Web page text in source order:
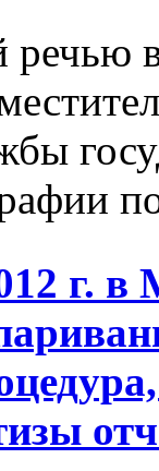
речью
г. в